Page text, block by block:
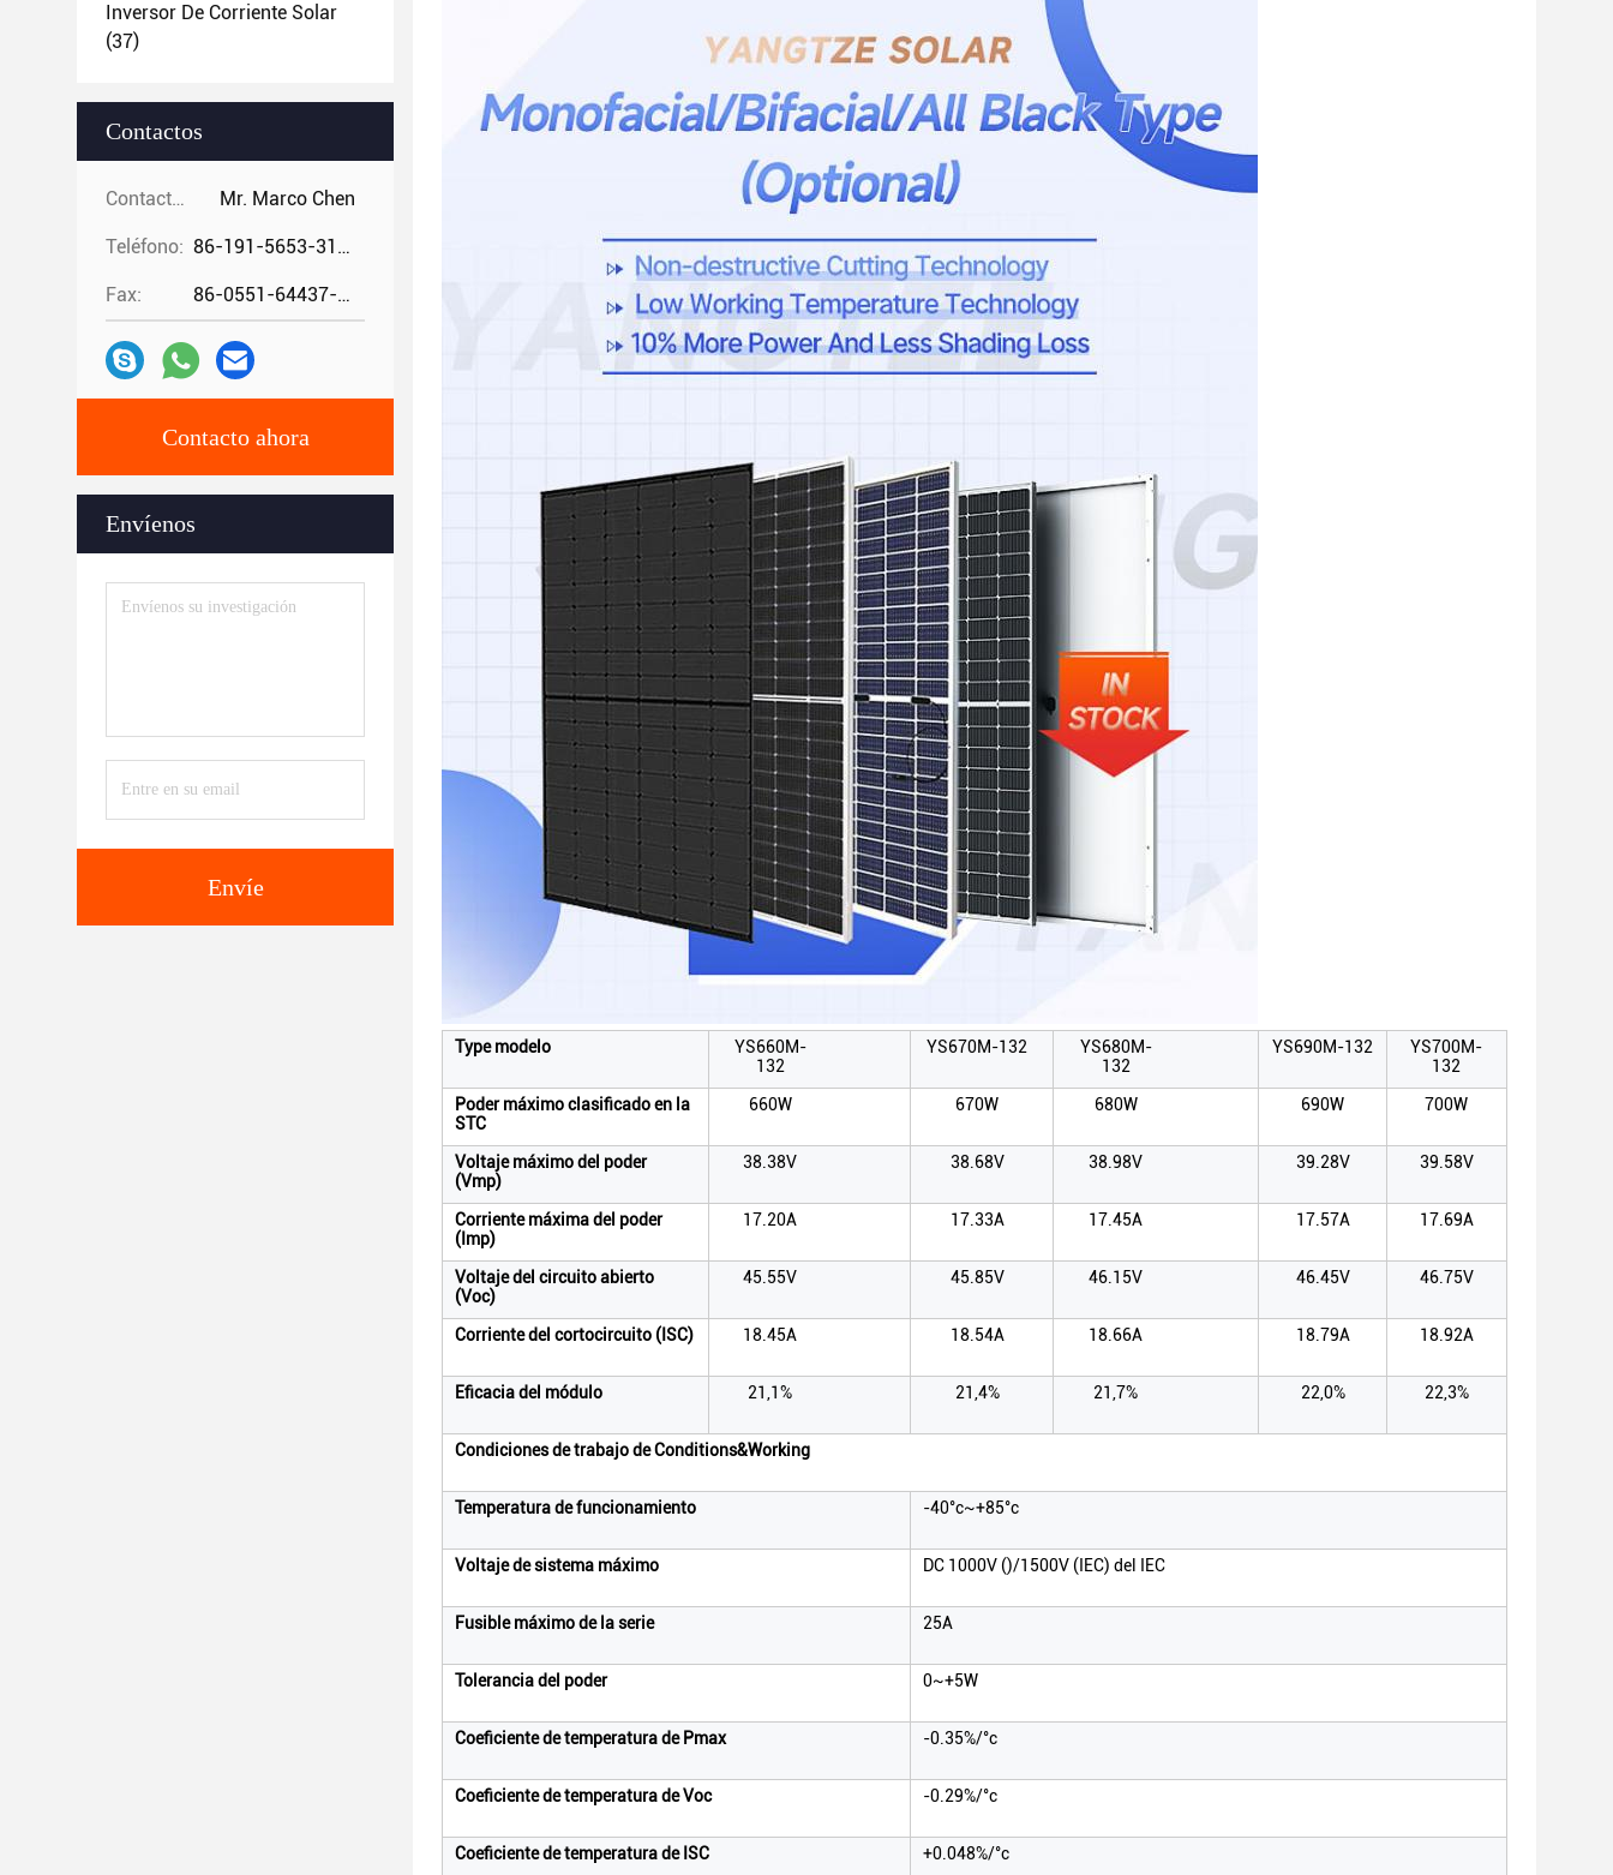
Inversor De Corriente Solar
(37)
Contactos
Contactos: Mr. Marco Chen
Teléfono: 86-191-5653-3194
Fax: 86-0551-64437-729
Contacto ahora
Envíenos
Envíe
Type modelo
YS660M-
132
YS670M-132
YS680M-
132
YS690M-132
YS700M-
132
Poder máximo clasificado en la
STC
660W 670W 680W 690W 700W
Voltaje máximo del poder
(Vmp)
38.38V 38.68V 38.98V 39.28V 39.58V
Corriente máxima del poder
(Imp)
17.20A 17.33A 17.45A 17.57A 17.69A
Voltaje del circuito abierto
(Voc)
45.55V 45.85V 46.15V 46.45V 46.75V
Corriente del cortocircuito (ISC) 18.45A 18.54A 18.66A 18.79A 18.92A
Eficacia del módulo 21,1% 21,4% 21,7% 22,0% 22,3%
Condiciones de trabajo de Conditions&Working
Temperatura de funcionamiento -40°c~+85°c
Voltaje de sistema máximo DC 1000V ()/1500V (IEC) del IEC
Fusible máximo de la serie 25A
Tolerancia del poder 0~+5W
Coeficiente de temperatura de Pmax -0.35%/°c
Coeficiente de temperatura de Voc -0.29%/°c
Coeficiente de temperatura de ISC +0.048%/°c